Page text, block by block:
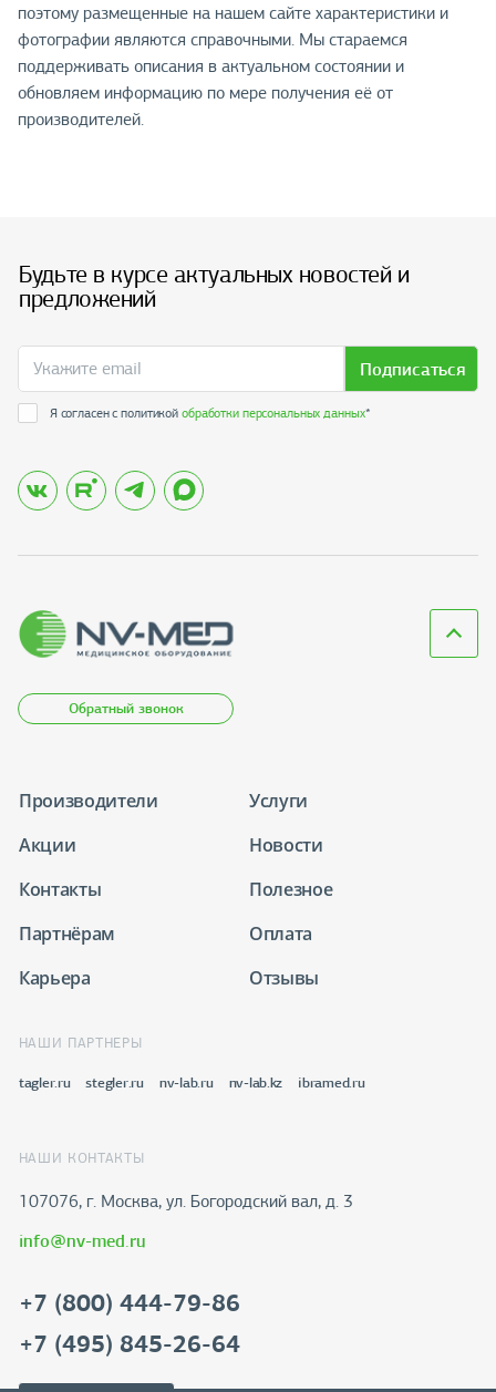
поэтому размещенные на нашем сайте характеристики и
фотографии являются справочными. Мы стараемся
поддерживать описания в актуальном состоянии и
обновляем информацию по мере получения её от
производителей.
Будьте в курсе актуальных новостей и
предложений
Подписаться
Я согласен с политикойобработки персональных данных*
Обратный звонок
Производители
Услуги
Акции
Новости
Контакты
Полезное
Партнёрам
Оплата
Карьера
Отзывы
НАШИ ПАРТНЕРЫ
tagler.ru stegler.ru nv-lab.ru nv-lab.kz ibramed.ru
НАШИ КОНТАКТЫ
107076, г. Москва, ул. Богородский вал, д. 3
info@nv-med.ru
+7 (800) 444-79-86
+7 (495) 845-26-64